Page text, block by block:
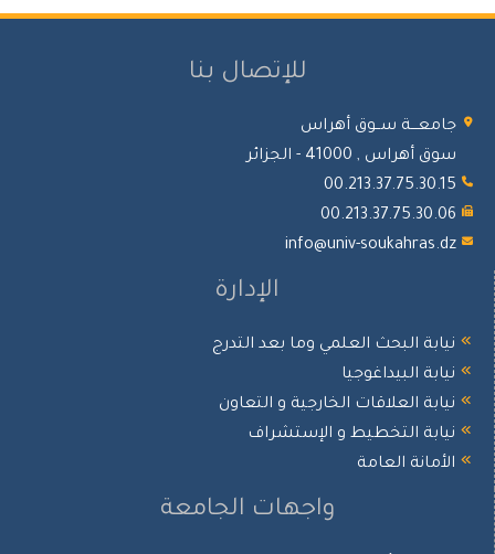
للإتصال بنا
ســوق أهراس
, 41000 - الجزائر
info@univ-
الإدارة
البحث العلمي وما بعد التدرج
البيداغوجيا
العلاقات الخارجية و التعاون
التخطيط و الإستشراف
العامة
واجهات الجامعة